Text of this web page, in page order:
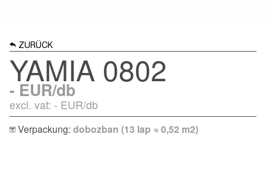
ZURÜCK
YAMIA 0802
- EUR/db
excl. vat: - EUR/db
Verpackung: dobozban (13 lap ≈ 0,52 m2)